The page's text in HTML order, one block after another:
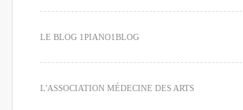
LE BLOG 1PIANO1BLOG
L'ASSOCIATION MÉDECINE DES ARTS